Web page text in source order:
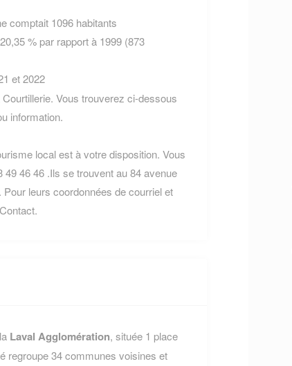
comptait 1096 habitants
% par rapport à 1999 (873
et 2022
Vous trouverez ci-dessous
information.
local est à votre disposition. Vous
46 46 .Ils se trouvent au 84 avenue
leurs coordonnées de courriel et
Laval Agglomération, située 1 place
regroupe 34 communes voisines et